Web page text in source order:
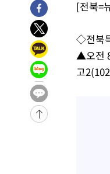
9분 전 >美 국방부, 켄달
누출”
10분 전 >
10분 전 >
“美 이란전 무
[전북=
◇전북
▲오전
고